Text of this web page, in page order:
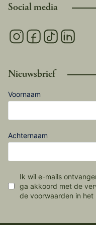
Social media
Nieuwsbrief
Voornaam
Achternaam
Ik wil e-mails
ga akkoord met de
de voorwaarden in